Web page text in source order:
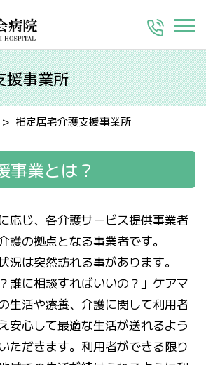
援事業所
指定居宅介護支援事業所
事業とは？
応じ、各介護サービス提供事業者
護の拠点となる事業者です。
況は突然訪れる事があります。
誰に相談すればいいの？」ケアマ
生活や療養、介護に関して利用者
安心して最適な生活が送れるよう
ただきます。利用者ができる限り